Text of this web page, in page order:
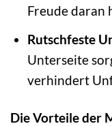
Freude daran
Rutschfeste
Unterseite
verhindert
Die Vorteile der